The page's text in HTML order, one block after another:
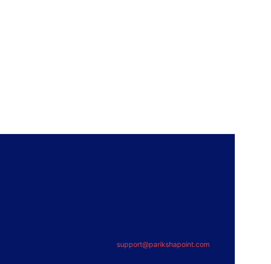
support@parikshapoint.com